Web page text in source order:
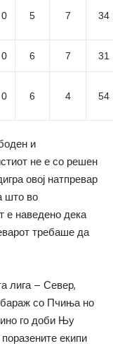
0 5 7 34
0 6 7 31
0 6 4 54
и
не е со решен
овој натпревар
што во
е наведено дека
требаше да
лига – Север,
бараж со Пчиња но
го доби Њу
екипи